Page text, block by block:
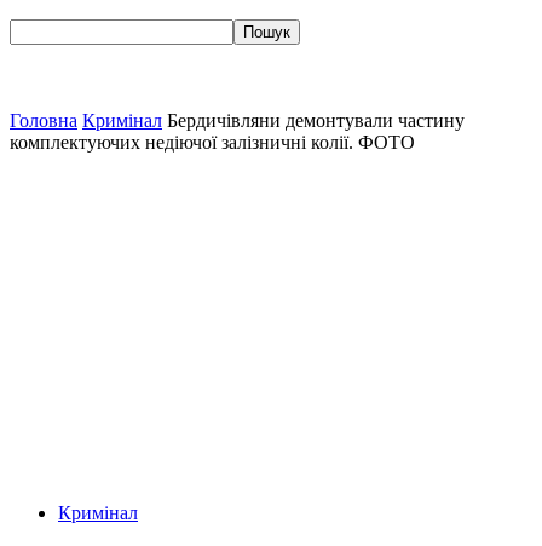
Головна Кримінал Бердичівляни демонтували частину
комплектуючих недіючої залізничні колії. ФОТО
Кримінал